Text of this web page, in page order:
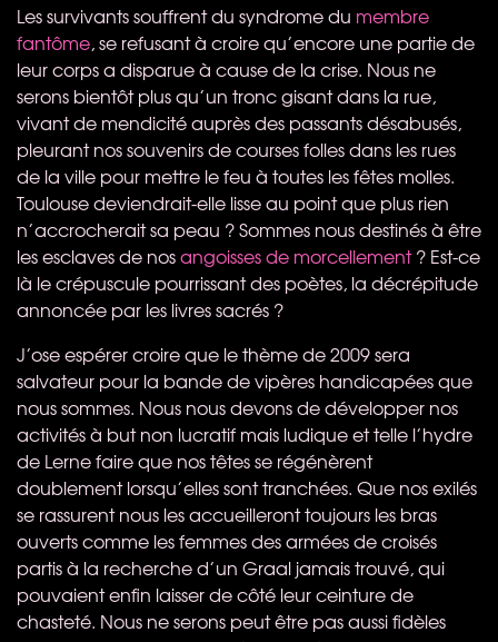
Les survivants souffrent du syndrome du membre
fantôme, se refusant à croire qu’encore une partie de
leur corps a disparue à cause de la crise. Nous ne
serons bientôt plus qu’un tronc gisant dans la rue,
vivant de mendicité auprès des passants désabusés,
pleurant nos souvenirs de courses folles dans les rues
de la ville pour mettre le feu à toutes les fêtes molles.
Toulouse deviendrait-elle lisse au point que plus rien
n’accrocherait sa peau ? Sommes nous destinés à être
les esclaves de nosangoisses de morcellement? Est-ce
là le crépuscule pourrissant des poètes, la décrépitude
annoncée par les livres sacrés ?
J’ose espérer croire que le thème de 2009 sera
salvateur pour la bande de vipères handicapées que
nous sommes. Nous nous devons de développer nos
activités à but non lucratif mais ludique et telle l’hydre
de Lerne faire que nos têtes se régénèrent
doublement lorsqu’elles sont tranchées. Que nos exilés
se rassurent nous les accueilleront toujours les bras
ouverts comme les femmes des armées de croisés
partis à la recherche d’un Graal jamais trouvé, qui
pouvaient enfin laisser de côté leur ceinture de
chasteté. Nous ne serons peut être pas aussi fidèles